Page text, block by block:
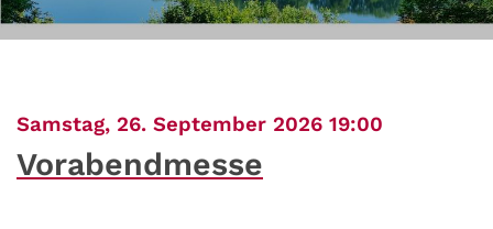
Samstag, 26. September 2026 19:00
Vorabendmesse